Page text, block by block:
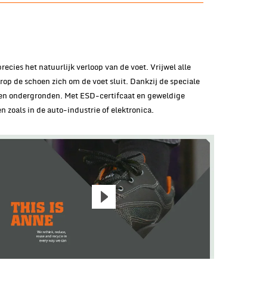
het natuurlijk verloop van de voet. Vrijwel alle
de schoen zich om de voet sluit. Dankzij de speciale
ondergronden. Met ESD-certifcaat en geweldige
zoals in de auto-industrie of elektronica.